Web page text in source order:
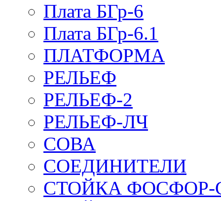
Плата БГр-6
Плата БГр-6.1
ПЛАТФОРМА
РЕЛЬЕФ
РЕЛЬЕФ-2
РЕЛЬЕФ-ЛЧ
СОВА
СОЕДИНИТЕЛИ
СТОЙКА ФОСФОР-